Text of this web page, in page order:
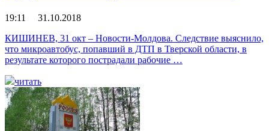
19:11 31.10.2018
КИШИНЕВ, 31 окт – Новости-Молдова. Следствие выяснило,
что микроавтобус, попавший в ДТП в Тверской области, в
результате которого пострадали рабочие …
читать